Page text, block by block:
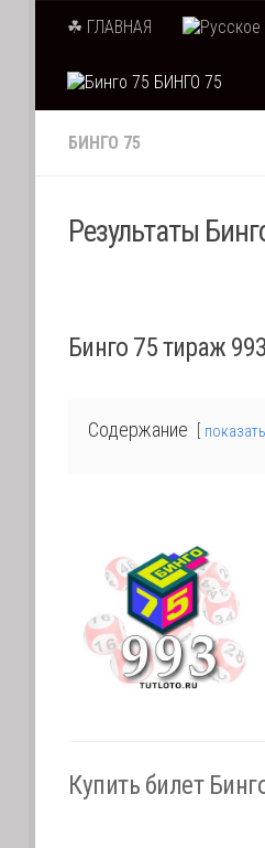
Skip to content
☘ ГЛАВНАЯ
БИНГО 75
БИНГО 75
Результаты
Бинго 75 тираж
Содержание показать
Купить билет